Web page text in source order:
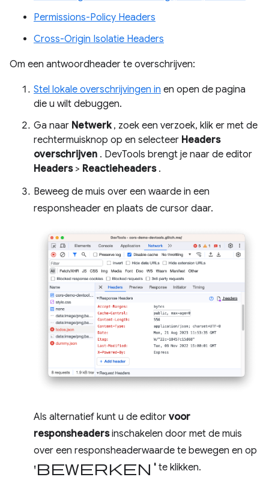
Permissions-Policy Headers
Cross-Origin Isolatie Headers
Om een ​​antwoordheader te overschrijven:
Stel lokale overschrijvingen in en open de pagina
die u wilt debuggen.
Ga naar Netwerk, zoek een verzoek, klik er met de
rechtermuisknop op en selecteer Headers
overschrijven . DevTools brengt je naar de editor
Headers> Reactieheaders.
Beweeg de muis over een waarde in een
responsheader en plaats de cursor daar.
Als alternatief kunt u de editor voor
responsheadersinschakelen door met de muis
over een responsheaderwaarde te bewegen en op
'Bewerken ' te klikken.